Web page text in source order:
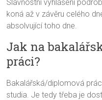
Slavnostní vyhlášení
koná až v závěru celého
absolvující toho dne.
Jak na
práci?
Bakalářská/diplomová
studia. Je tedy třeba je